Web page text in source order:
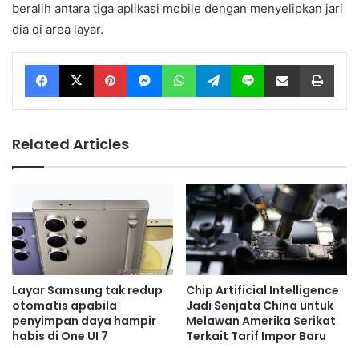
beralih antara tiga aplikasi mobile dengan menyelipkan jari
dia di area layar.
Facebook X Pinterest Messenger WhatsApp Telegram Line Share via Email
Related Articles
Layar Samsung tak redup
otomatis apabila
penyimpan daya hampir
habis di One UI 7
Chip Artificial Intelligence
Jadi Senjata China untuk
Melawan Amerika Serikat
Terkait Tarif Impor Baru